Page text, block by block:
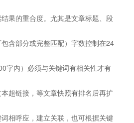
果的重合度。尤其是文章标题、段
含部分或完整匹配）字数控制在24
字内）必须与关键词有相关性才有
超链接，等文章快照有排名后再扩
相呼应，建立关联，也可根据关键